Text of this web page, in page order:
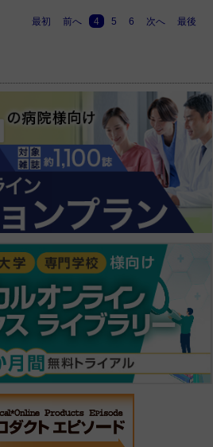
最初 前へ 4 5 6 次へ 最後